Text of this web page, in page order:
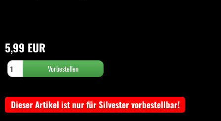
5,99 EUR
Dieser Artikel ist nur für Silvester vorbestellbar!